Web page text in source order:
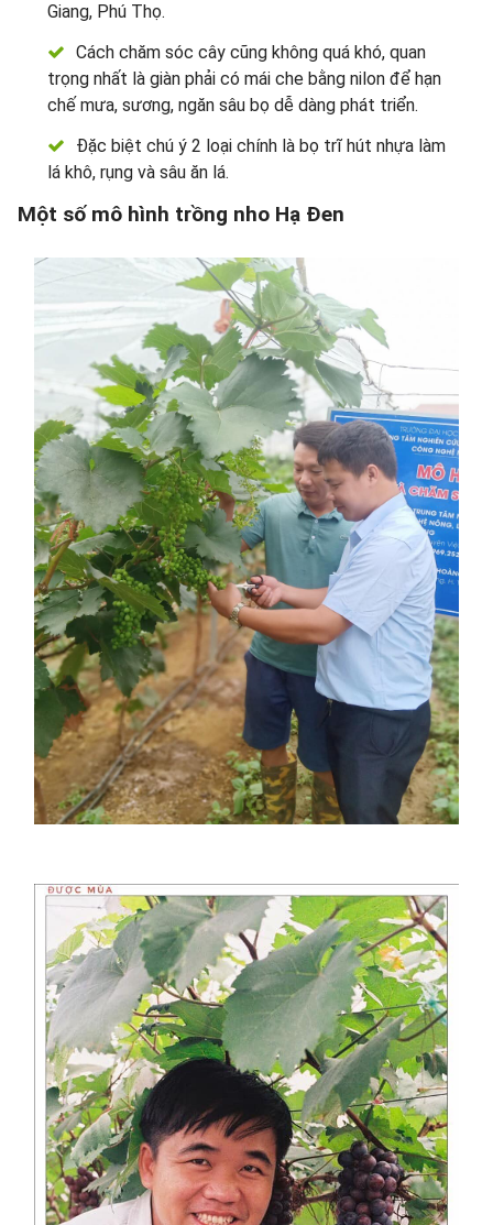
Giang, Phú Thọ.
Cách chăm sóc cây cũng không quá khó, quan
trọng nhất là giàn phải có mái che bằng nilon để hạn
chế mưa, sương, ngăn sâu bọ dễ dàng phát triển.
Đặc biệt chú ý 2 loại chính là bọ trĩ hút nhựa làm
lá khô, rụng và sâu ăn lá.
Một số mô hình trồng nho Hạ Đen